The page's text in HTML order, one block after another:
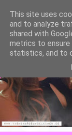
This site uses
and to analyze
shared with
metrics to ensure
statistics, and to